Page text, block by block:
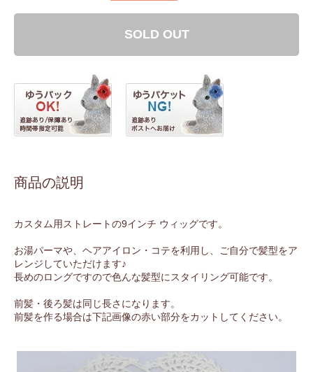
SOLD OUT
商品の説明
カスタム用ストレートの9インチ ウィッグです。
お湯パーマや、ヘアアイロン・コテを利用し、ご自分で髪型をア
レンジしていただけます♪
長めのロングですので色んな髪型にスタイリング可能です。
前髪・後ろ髪は同じ長さになります。
前髪を作る場合は下記画像の赤い部分をカットしてください。